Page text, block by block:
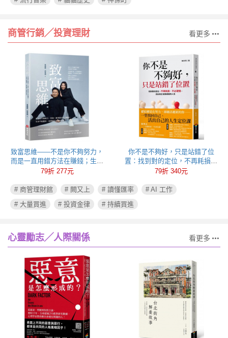
商管行銷╱投資理財 看更多
致富思維——不是你不夠努力，
而是一直用錯方法在賺錢；生命
不能重來，但思維可以重新彩
79折 277元
你不是不夠好，只是站錯了位
置：找到對的定位，不再耗損、
不必硬撐，活出真正自我成就的
79折 340元
# 商管理財館 # 闕又上 # 讀懂匯率
# AI 工作
# 大量買進
# 投資金律 # 持續買進
心靈勵志╱人際關係 看更多